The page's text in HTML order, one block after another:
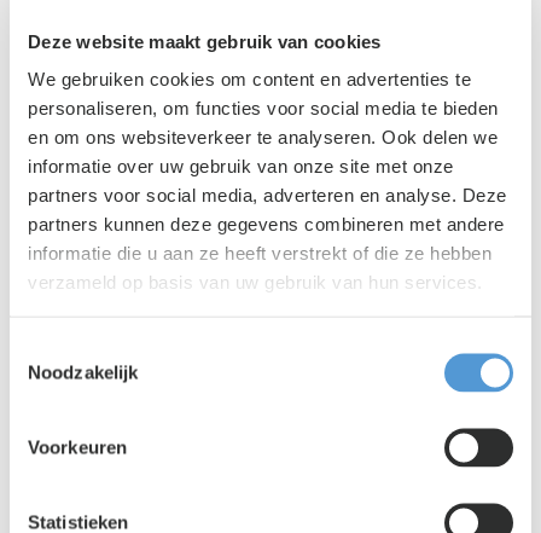
Deze website maakt gebruik van cookies
We gebruiken cookies om content en advertenties te
personaliseren, om functies voor social media te bieden
en om ons websiteverkeer te analyseren. Ook delen we
informatie over uw gebruik van onze site met onze
partners voor social media, adverteren en analyse. Deze
partners kunnen deze gegevens combineren met andere
informatie die u aan ze heeft verstrekt of die ze hebben
verzameld op basis van uw gebruik van hun services.
Noodzakelijk
Voorkeuren
Statistieken
Lento PR | 03 augustus 2026
Is jouw organisatie klaar voor het
uitzendverbod in 2028?